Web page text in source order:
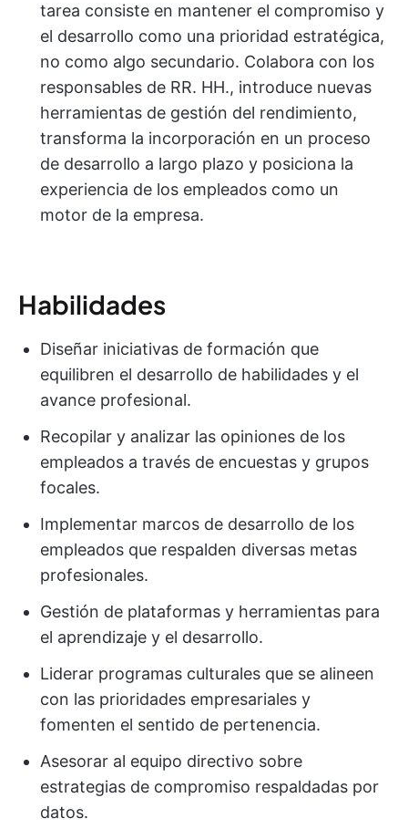
tarea consiste en mantener el compromiso y
el desarrollo como una prioridad estratégica,
no como algo secundario. Colabora con los
responsables de RR. HH., introduce nuevas
herramientas de gestión del rendimiento,
transforma la incorporación en un proceso
de desarrollo a largo plazo y posiciona la
experiencia de los empleados como un
motor de la empresa.
Habilidades
Diseñar iniciativas de formación que
equilibren el desarrollo de habilidades y el
avance profesional.
Recopilar y analizar las opiniones de los
empleados a través de encuestas y grupos
focales.
Implementar marcos de desarrollo de los
empleados que respalden diversas metas
profesionales.
Gestión de plataformas y herramientas para
el aprendizaje y el desarrollo.
Liderar programas culturales que se alineen
con las prioridades empresariales y
fomenten el sentido de pertenencia.
Asesorar al equipo directivo sobre
estrategias de compromiso respaldadas por
datos.